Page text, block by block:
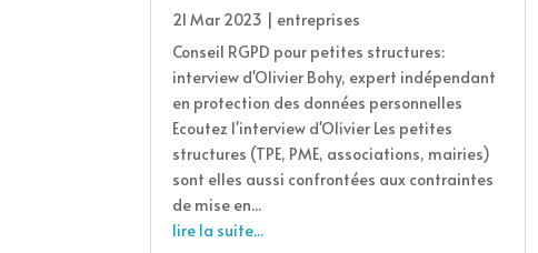
21 Mar 2023 | entreprises
Conseil RGPD pour petites structures:
interview d'Olivier Bohy, expert indépendant
en protection des données personnelles
Ecoutez l'interview d'Olivier Les petites
structures (TPE, PME, associations, mairies)
sont elles aussi confrontées aux contraintes
de mise en...
lire la suite...